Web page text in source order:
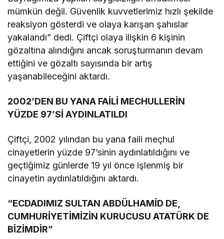
mümkün değil. Güvenlik kuvvetlerimiz hızlı şekilde
reaksiyon gösterdi ve olaya karışan şahıslar
yakalandı” dedi. Çiftçi olaya ilişkin 6 kişinin
gözaltına alındığını ancak soruşturmanın devam
ettiğini ve gözaltı sayısında bir artış
yaşanabileceğini aktardı.
2002’DEN BU YANA FAİLİ MECHULLERİN
YÜZDE 97’Sİ AYDINLATILDI
Çiftçi, 2002 yılından bu yana faili meçhul
cinayetlerin yüzde 97’sinin aydınlatıldığını ve
geçtiğimiz günlerde 19 yıl önce işlenmiş bir
cinayetin aydınlatıldığını aktardı.
“ECDADIMIZ SULTAN ABDÜLHAMİD DE,
CUMHURİYETİMİZİN KURUCUSU ATATÜRK DE
BİZİMDİR”